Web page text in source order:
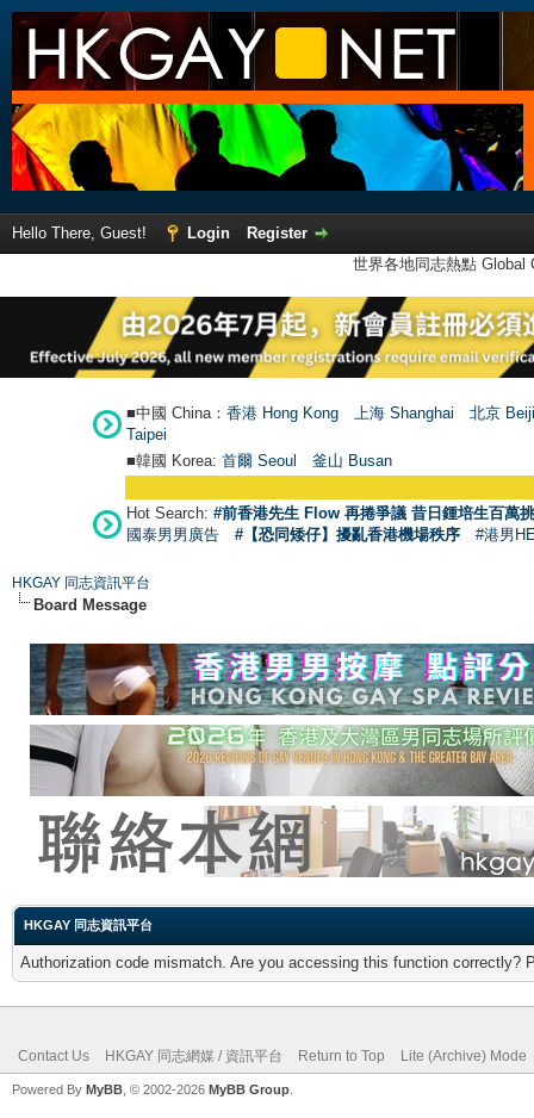
Hello There, Guest! Login
Register
世界各地同志熱點
■中國 China： 香港 Hong Kong 上海 Shanghai
北京
Taipei
■韓國 Korea: 首爾 Seoul 釜山 Busan
Hot Search: #前香港先生 Flow 再捲爭議 昔日鍾培生百萬
國泰男男廣告
#【恐同矮仔】擾亂香港機場秩序 #港男
HKGAY 同志資訊平台
Board Message
HKGAY 同志資訊平台
Authorization code mismatch. Are you accessing this function correctly?
Contact Us HKGAY 同志網媒 / 資訊平台 Return to Top Lite (Archive) Mode
Powered By MyBB , © 2002-2026 MyBB Group